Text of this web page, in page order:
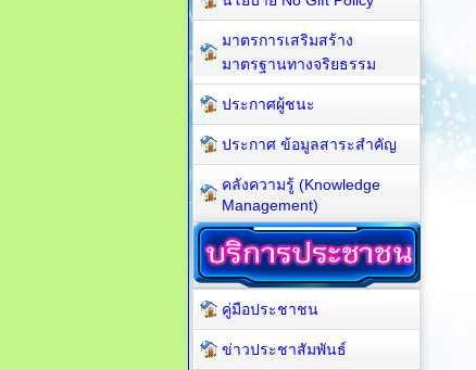
มาตรการเสริมสร้าง
มาตรฐานทางจริยธรรม
ประกาศผู้ชนะ
ประกาศ ข้อมูลสาระสำคัญ
คลังความรู้ (Knowledge
Management)
คู่มือประชาชน
ข่าวประชาสัมพันธ์